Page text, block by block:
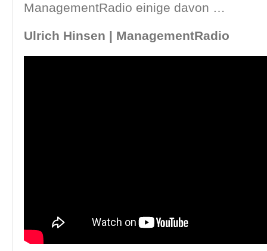
ManagementRadio einige davon …
Ulrich Hinsen | ManagementRadio